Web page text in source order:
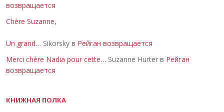
возвращается
Chère Suzanne,
Un grand… Sikorsky в Рейган возвращается
Merci chère Nadia pour cette… Suzanne Hurter в Рейган
возвращается
КНИЖНАЯ ПОЛКА